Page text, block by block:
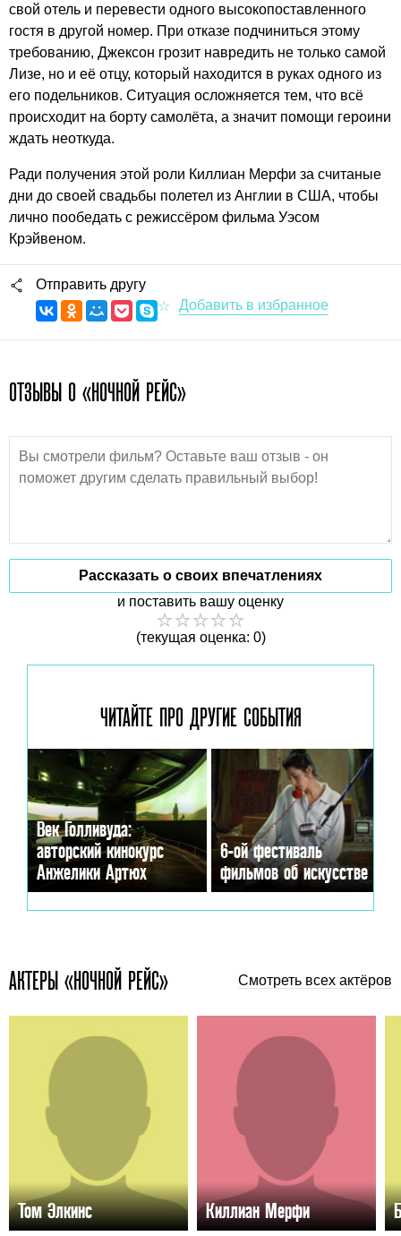
свой отель и перевести одного высокопоставленного
гостя в другой номер. При отказе подчиниться этому
требованию, Джексон грозит навредить не только самой
Лизе, но и её отцу, который находится в руках одного из
его подельников. Ситуация осложняется тем, что всё
происходит на борту самолёта, а значит помощи героини
ждать неоткуда.
Ради получения этой роли Киллиан Мерфи за считаные
дни до своей свадьбы полетел из Англии в США, чтобы
лично пообедать с режиссёром фильма Уэсом
Крэйвеном.
Отправить другу
ОТЗЫВЫ О «НОЧНОЙ РЕЙС»
Рассказать о своих впечатлениях
и поставить вашу оценку
(текущая оценка: 0)
ЧИТАЙТЕ ПРО ДРУГИЕ СОБЫТИЯ
Век Голливуда:
авторский кинокурс
Анжелики Артюх
6-ой фестиваль
фильмов об искусстве
АКТЕРЫ «НОЧНОЙ РЕЙС» Смотреть всех актёров
Том Элкинс Киллиан Мерфи